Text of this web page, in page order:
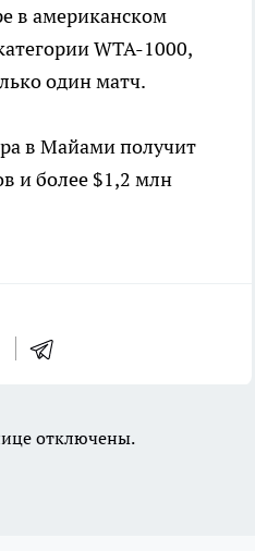
в американском
WTA-1000,
один матч.
в Майами получит
и более $1,2 млн
отключены.